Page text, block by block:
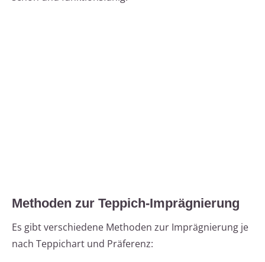
Methoden zur Teppich-Imprägnierung
Es gibt verschiedene Methoden zur Imprägnierung je
nach Teppichart und Präferenz: